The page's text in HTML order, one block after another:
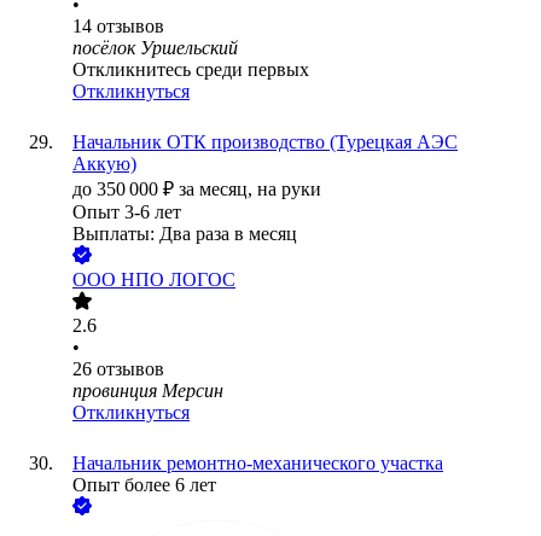
•
14 отзывов
посёлок Уршельский
Откликнитесь среди первых
Откликнуться
Начальник ОТК производство (Турецкая АЭС
Аккую)
до 350 000 ₽ за месяц, на руки
Опыт 3-6 лет
Выплаты: Два раза в месяц
ООО НПО ЛОГОС
2.6
•
26 отзывов
провинция Мерсин
Откликнуться
Начальник ремонтно-механического участка
Опыт более 6 лет